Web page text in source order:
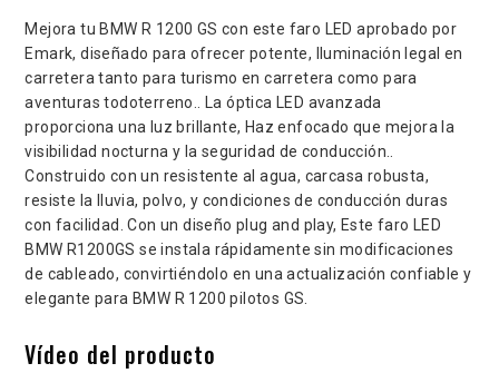
Mejora tu BMW R 1200 GS con este faro LED aprobado por
Emark, diseñado para ofrecer potente, Iluminación legal en
carretera tanto para turismo en carretera como para
aventuras todoterreno.. La óptica LED avanzada
proporciona una luz brillante, Haz enfocado que mejora la
visibilidad nocturna y la seguridad de conducción..
Construido con un resistente al agua, carcasa robusta,
resiste la lluvia, polvo, y condiciones de conducción duras
con facilidad. Con un diseño plug and play, Este faro LED
BMW R1200GS se instala rápidamente sin modificaciones
de cableado, convirtiéndolo en una actualización confiable y
elegante para BMW R 1200 pilotos GS.
Vídeo del producto